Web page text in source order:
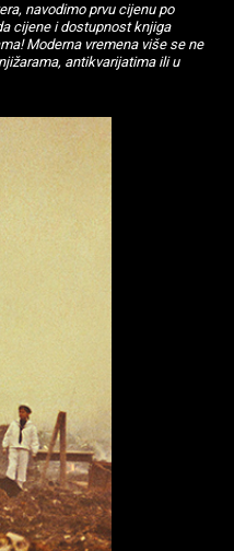
navodimo prvu cijenu po
cijene i dostupnost knjiga
Moderna vremena više se ne
antikvarijatima ili u